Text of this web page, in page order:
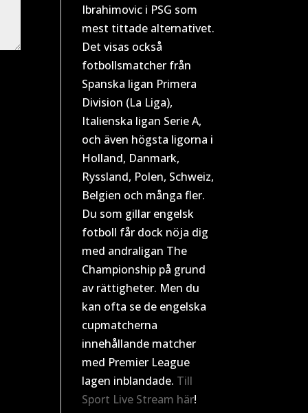
Ibrahimovic i PSG som
mest tittade alternativet.
Det visas också
fotbollsmatcher från
Spanska ligan Primera
Division (La Liga),
Italienska ligan Serie A,
och även högsta ligorna i
Holland, Danmark,
Ryssland, Polen, Schweiz,
Belgien och många fler.
Du som gillar engelsk
fotboll får dock nöja dig
med andraligan The
Championship på grund
av rättigheter. Men du
kan ofta se de engelska
cupmatcherna
innehållande matcher
med Premier League
lagen inblandade. Till
Sport Live Stream här!